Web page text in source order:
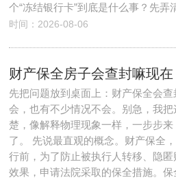
个“冻结银行卡”到底是什么事？先弄
时间：2026-08-06
先把问题放到桌面上：财产保全会
会，也有不少情况不会。别急，我
楚，像解释物理现象一样，一步步
了。 先说最直观的概念。财产保全
行前，为了防止被执行人转移、隐
效果，申请法院采取的保全措施。保